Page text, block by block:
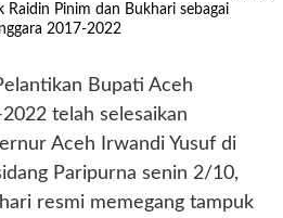
Pinim dan Bukhari sebagai
2017-2022
Bupati Aceh
telah selesaikan
Aceh Irwandi Yusuf di
Paripurna senin 2/10,
resmi memegang tampuk